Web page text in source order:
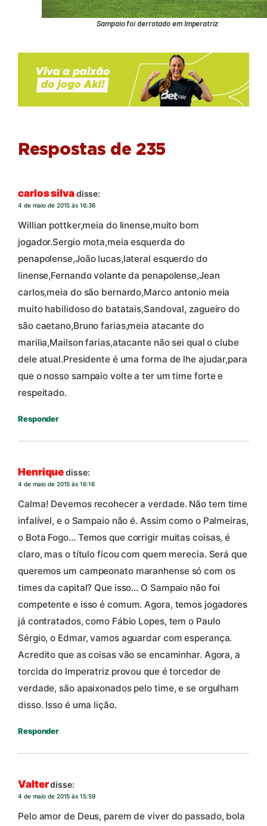
Sampaio foi derrotado em Imperatriz
Respostas de 235
carlos silvadisse:
4 de maio de 2015 às 16:36
Willian pottker,meia do linense,muito bom
jogador.Sergio mota,meia esquerda do
penapolense,João lucas,lateral esquerdo do
linense,Fernando volante da penapolense,Jean
carlos,meia do são bernardo,Marco antonio meia
muito habilidoso do batatais,Sandoval, zagueiro do
são caetano,Bruno farias,meia atacante do
marilia,Mailson farias,atacante não sei qual o clube
dele atual.Presidente é uma forma de lhe ajudar,para
que o nosso sampaio volte a ter um time forte e
respeitado.
Responder
Henriquedisse:
4 de maio de 2015 às 16:16
Calma! Devemos recohecer a verdade. Não tem time
infalível, e o Sampaio não é. Assim como o Palmeiras,
o Bota Fogo… Temos que corrigir muitas coisas, é
claro, mas o título ficou com quem merecia. Será que
queremos um campeonato maranhense só com os
times da capital? Que isso… O Sampaio não foi
competente e isso é comum. Agora, temos jogadores
já contratados, como Fábio Lopes, tem o Paulo
Sérgio, o Edmar, vamos aguardar com esperança.
Acredito que as coisas vão se encaminhar. Agora, a
torcida do Imperatriz provou que é torcedor de
verdade, são apaixonados pelo time, e se orgulham
disso. Isso é uma lição.
Responder
Valterdisse:
4 de maio de 2015 às 15:59
Pelo amor de Deus, parem de viver do passado, bola